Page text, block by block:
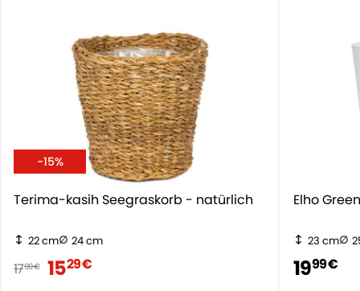
-15%
Terima-kasih Seegraskorb - natürlich
22 cm 24 cm
1799 € 1529 €
Elho
23 cm
1999 €